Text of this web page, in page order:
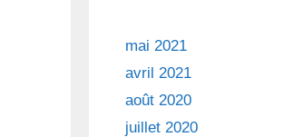
mai 2021
avril 2021
août 2020
juillet 2020